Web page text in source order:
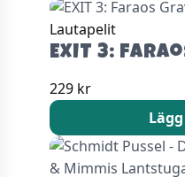
Lautapelit
EXIT 3:
229 kr